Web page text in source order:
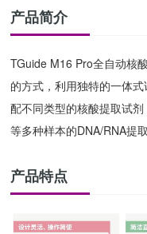
产品简介
TGuide M16 Pro全自动核
的方式，利用独特的一体
配不同类型的核酸提取试
等多种样本的DNA/RNA提取
产品特点